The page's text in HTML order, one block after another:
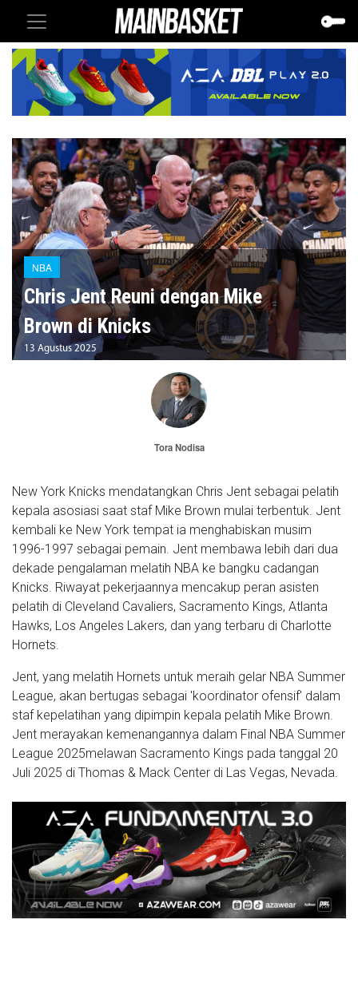
NBA
Chris Jent Reuni dengan Mike
Brown di Knicks
13 Agustus 2025
Tora Nodisa
New York Knicks mendatangkan Chris Jent sebagai pelatih
kepala asosiasi saat staf Mike Brown mulai terbentuk. Jent
kembali ke New York tempat ia menghabiskan musim
1996-1997 sebagai pemain. Jent membawa lebih dari dua
dekade pengalaman melatih NBA ke bangku cadangan
Knicks. Riwayat pekerjaannya mencakup peran asisten
pelatih di Cleveland Cavaliers, Sacramento Kings, Atlanta
Hawks, Los Angeles Lakers, dan yang terbaru di Charlotte
Hornets.
Jent, yang melatih Hornets untuk meraih gelar NBA Summer
League, akan bertugas sebagai 'koordinator ofensif' dalam
staf kepelatihan yang dipimpin kepala pelatih Mike Brown.
Jent merayakan kemenangannya dalam Final NBA Summer
League 2025melawan Sacramento Kings pada tanggal 20
Juli 2025 di Thomas & Mack Center di Las Vegas, Nevada.